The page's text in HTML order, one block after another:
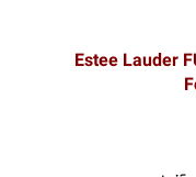
Estee Lauder